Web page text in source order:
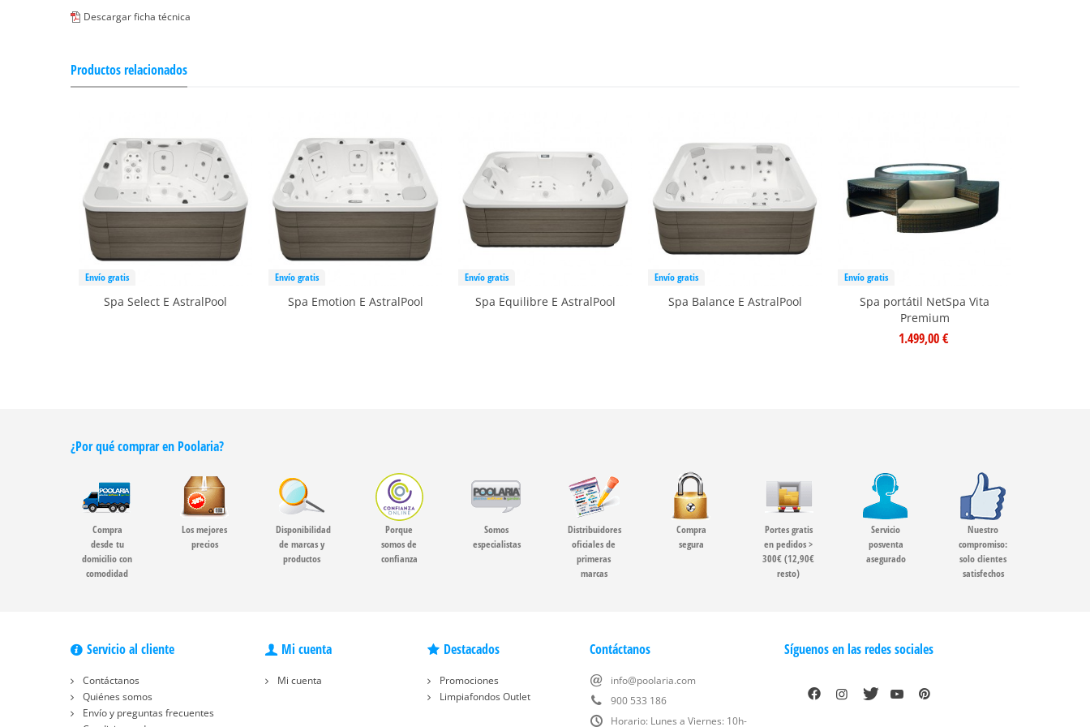
Descargar ficha técnica
Productos relacionados
Envío gratis
Spa Select E AstralPool
Envío gratis
Spa Emotion E AstralPool
Envío gratis
Spa Equilibre E AstralPool
Envío gratis
Spa Balance E AstralPool
Envío gratis
Spa portátil NetSpa Vita
Premium
1.499,00 €
¿Por qué comprar en Poolaria?
Compra
desde tu
domicilio con
comodidad
Los mejores
precios
Disponibilidad
de marcas y
productos
Porque
somos de
confianza
Somos
especialistas
Distribuidores
oficiales de
primeras
marcas
Compra
segura
Portes gratis
en pedidos >
300€ (12,90€
resto)
Servicio
posventa
asegurado
Nuestro
compromiso:
solo clientes
satisfechos
Servicio al cliente
Contáctanos
Quiénes somos
Envío y preguntas frecuentes
Mi cuenta
Mi cuenta
Destacados
Promociones
Limpiafondos Outlet
Contáctanos
info@poolaria.com
900 533 186
Horario: Lunes a Viernes: 10h-
Síguenos en las redes sociales